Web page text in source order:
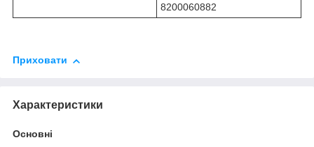
8200060882
Приховати
Характеристики
Основні